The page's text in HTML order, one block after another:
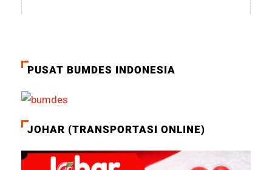
PUSAT BUMDES INDONESIA
JOHAR (TRANSPORTASI ONLINE)